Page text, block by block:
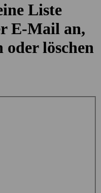
Liste
E-Mail an,
oder löschen